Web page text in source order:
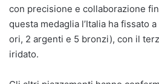
con precisione e collaborazione
questa medaglia l’Italia ha fissato
ori, 2 argenti e 5 bronzi), con il
iridato.